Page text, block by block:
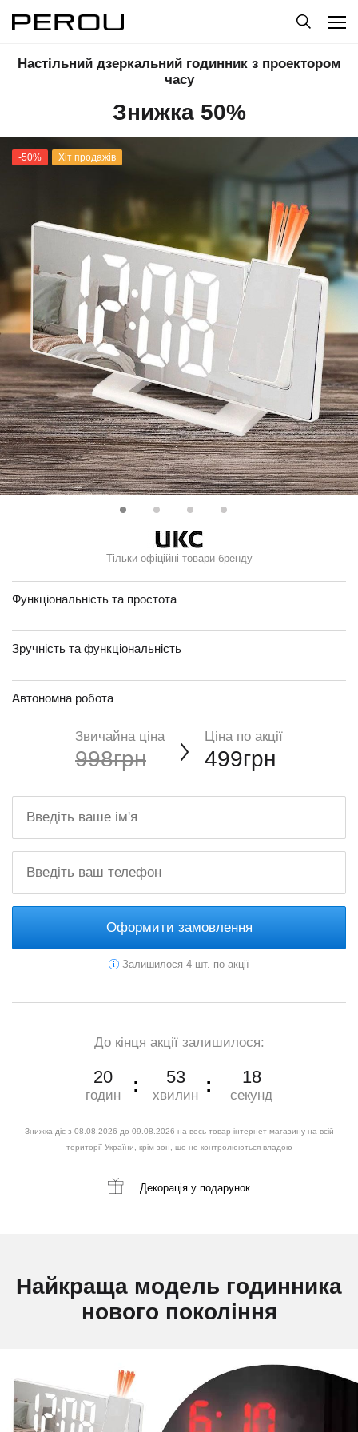
Настільний дзеркальний годинник з проектором
часу
Знижка 50%
-50% Хіт продажів
Тільки офіційні товари бренду
Функціональність та простота
Зручність та функціональність
Автономна робота
Звичайна ціна
998грн
Ціна по акції
499грн
Оформити замовлення
Залишилося 4 шт. по акції
До кінця акції залишилося:
20
годин
53
хвилин
16
секунд
Знижка діє з 08.08.2026 до 09.08.2026 на весь товар інтернет-магазину на всій
території України, крім зон, що не контролюються владою
Декорація у подарунок
Найкраща модель годинника
нового покоління